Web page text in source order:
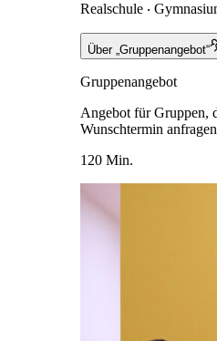
Realschule ‧
Über „Gruppenangebot“
Gruppenangebot
Angebot für Gruppen,
Wunschtermin
120 Min.